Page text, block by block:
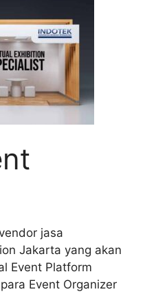
jasa
Jakarta yang akan
Event Platform
Event Organizer